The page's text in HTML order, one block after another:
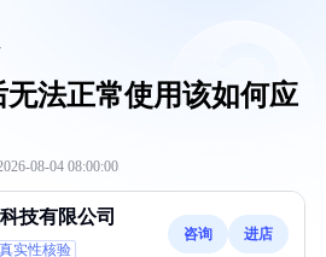
法正常使用该如何应
08-04 08:00:00
技有限公司
实性核验
咨询 进店